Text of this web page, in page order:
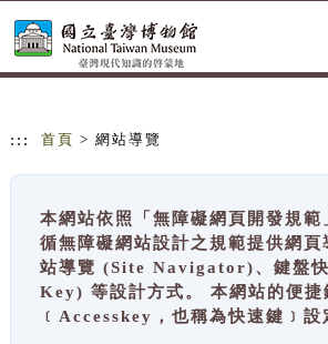
::: 首頁 > 網站導覽
本網站依照「無障礙網頁開發規範
循無障礙網站設計之規範提供網
站導覽 (Site Navigator)、鍵盤
Key) 等設計方式。 本網站的便捷
﹝Accesskey，也稱為快速鍵﹞設